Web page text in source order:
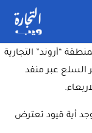
“شلمجة”
“أروند” التجارية
السلع عبر منفد
أية قيود تعترض